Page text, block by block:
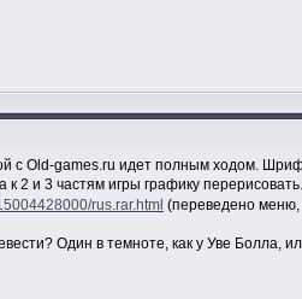
c Old-games.ru идет полным ходом.
к 2 и 3 частям игры графику перерисовать.
rus.rar.html (переведено меню,
Один в темноте, как у Уве